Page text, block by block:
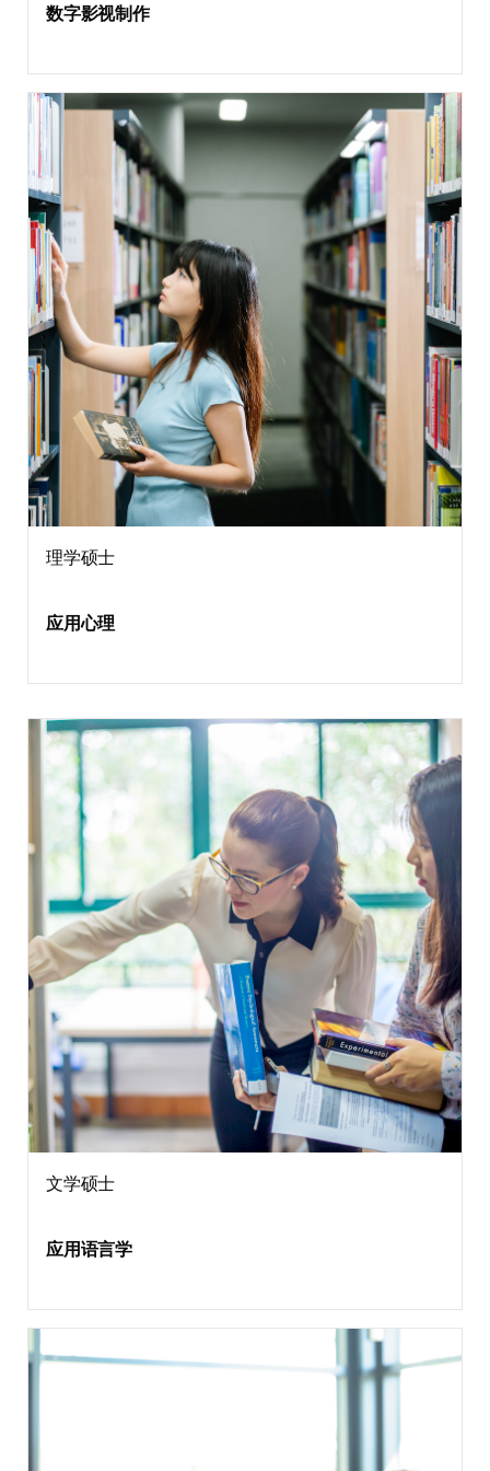
数字影视制作
理学硕士
应用心理
文学硕士
应用语言学